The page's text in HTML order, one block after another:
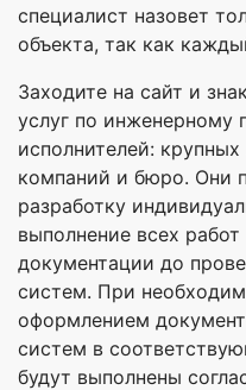
специалист назовет
объекта, так как
Заходите на сайт и
услуг по инженерному
исполнителей:
компаний и бюро. Они
разработку
выполнение всех
документации до
систем. При
оформлением
систем в
будут выполнены